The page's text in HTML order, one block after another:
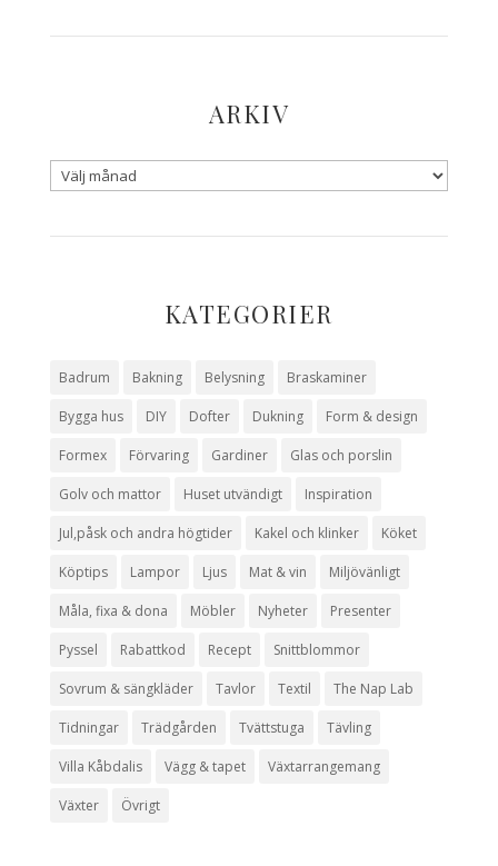
ARKIV
KATEGORIER
Badrum Bakning Belysning Braskaminer
Bygga hus DIY Dofter Dukning Form & design
Formex Förvaring Gardiner Glas och porslin
Golv och mattor Huset utvändigt Inspiration
Jul,påsk och andra högtider Kakel och klinker Köket
Köptips Lampor Ljus Mat & vin Miljövänligt
Måla, fixa & dona Möbler Nyheter Presenter
Pyssel Rabattkod Recept Snittblommor
Sovrum & sängkläder Tavlor Textil The Nap Lab
Tidningar Trädgården Tvättstuga Tävling
Villa Kåbdalis Vägg & tapet Växtarrangemang
Växter Övrigt